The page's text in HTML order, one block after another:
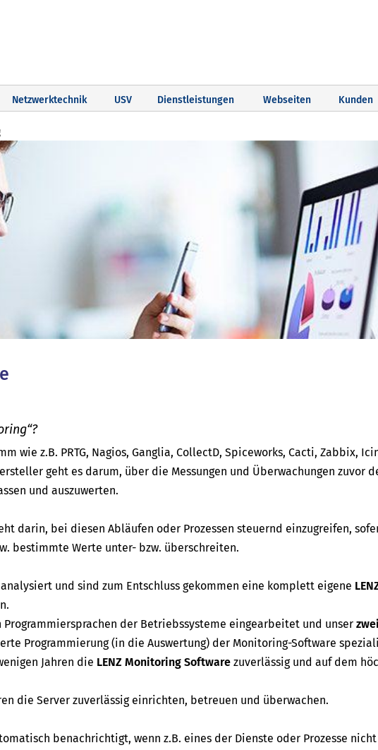
Netzwerktechnik USV Dienstleistungen Webseiten Kunden
wie z.B. PRTG, Nagios, Ganglia, CollectD, Spiceworks, Cacti, Zabbix,
geht es darum, über die Messungen und Überwachungen zuvor
und auszuwerten.
darin, bei diesen Abläufen oder Prozessen steuernd einzugreifen,
bestimmte Werte unter- bzw. überschreiten.
und sind zum Entschluss gekommen eine komplett eigene
Programmiersprachen der Betriebssysteme eingearbeitet und unser
Programmierung (in die Auswertung) der Monitoring-Software
Jahren die LENZ Monitoring Software zuverlässig und auf dem
die Server zuverlässig einrichten, betreuen und überwachen.
benachrichtigt, wenn z.B. eines der Dienste oder Prozesse